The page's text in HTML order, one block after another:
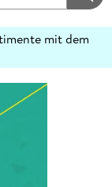
mit dem